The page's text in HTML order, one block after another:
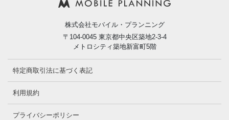
株式会社モバイル・プランニング
〒104-0045 東京都中央区築地2-3-4
メトロシティ築地新富町5階
特定商取引法に基づく表記
利用規約
プライバシーポリシー